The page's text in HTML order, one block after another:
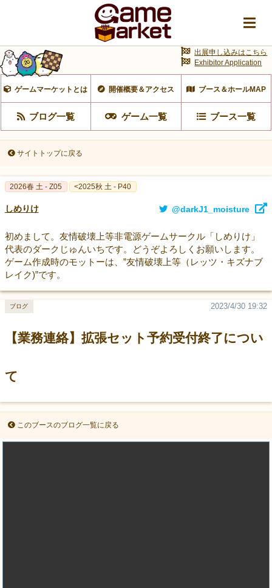
ゲームマーケットとは 開催概要＆アクセス ブース＆ホールMAP
ブログ一覧 ゲーム一覧 ブース一覧
出展申し込みはこちら
Exhibitor Application
サイトトップに戻る
2026春 土 - Z05 <2025秋 土 - P40
しめりけ @darkJ1_moisture
初めまして。友情破壊上等非電源ゲームサークル「しめりけ」
代表のダークじゅんいちです。どうぞよろしくお願いします。
ゲーム作成時のモットーは、”友情破壊上等（レッツ・キズナブ
レイク)”です。
【業務連絡】拡張セット予約受付終了につい
て
2023/4/30 19:32
ブログ
このブースのブログ一覧に戻る